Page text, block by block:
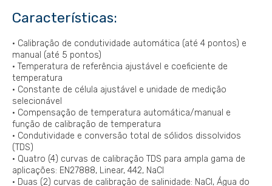
Características:
• Calibração de condutividade automática (até 4 pontos) e
manual (até 5 pontos)
• Temperatura de referência ajustável e coeficiente de
temperatura
• Constante de célula ajustável e unidade de medição
selecionável
• Compensação de temperatura automática/manual e
função de calibração de temperatura
• Condutividade e conversão total de sólidos dissolvidos
(TDS)
• Quatro (4) curvas de calibração TDS para ampla gama de
aplicações: EN27888, Linear, 442, NaCl
• Duas (2) curvas de calibração de salinidade: NaCl, Água do